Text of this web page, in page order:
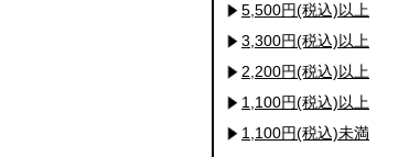
5,500円(税込)以上
3,300円(税込)以上
2,200円(税込)以上
1,100円(税込)以上
1,100円(税込)未満